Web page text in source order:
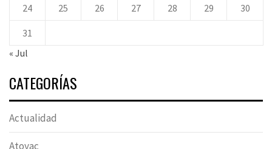
24 25 26 27 28 29 30
31
« Jul
CATEGORÍAS
Actualidad
Atoyac